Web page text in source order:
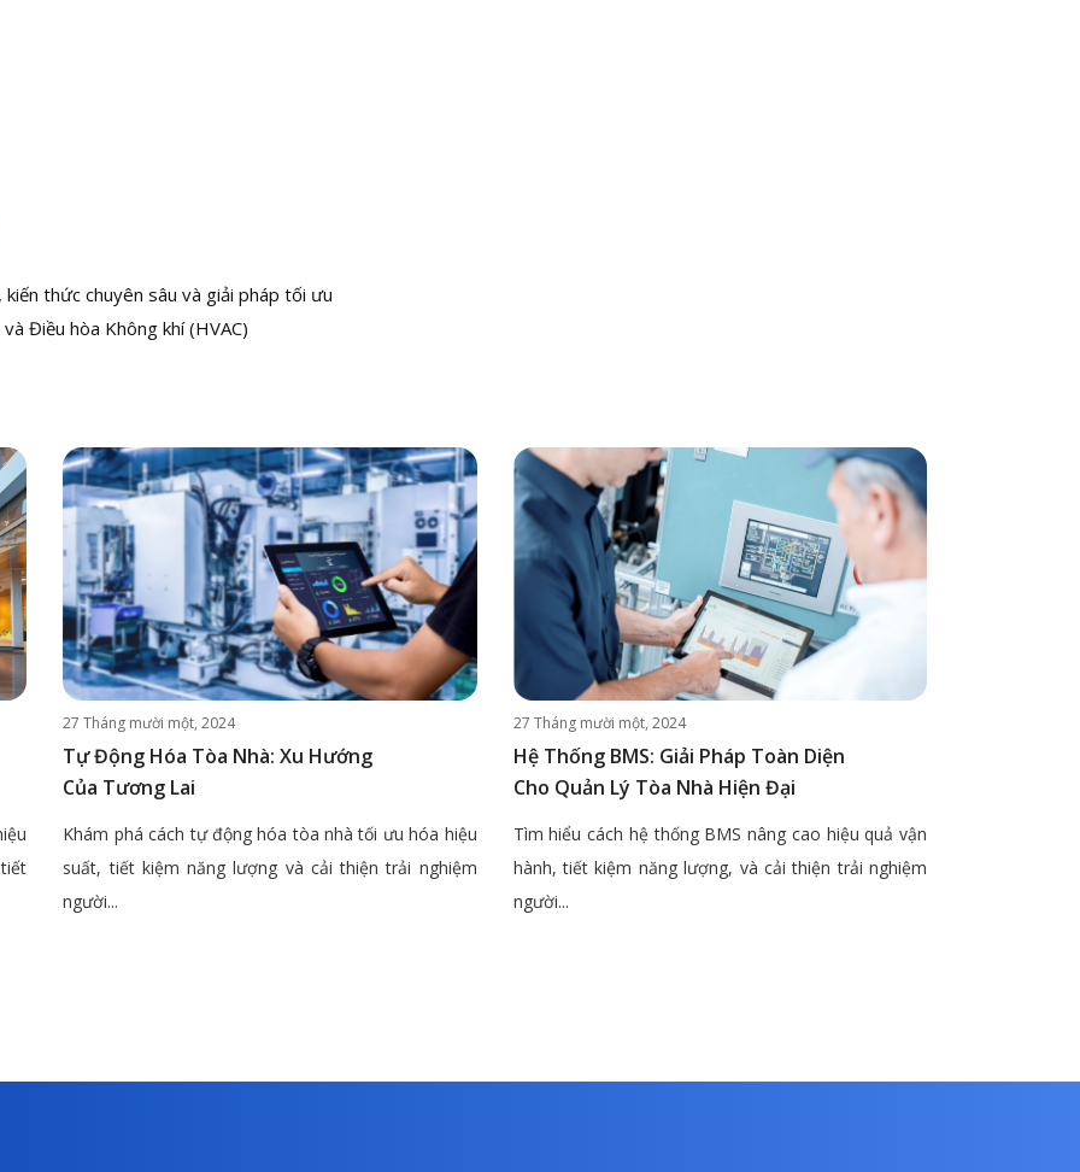
thức chuyên sâu và giải pháp tối ưu
Điều hòa Không khí (HVAC)
27 Tháng mười một, 2024
Tự Động Hóa Tòa Nhà: Xu Hướng
Của Tương Lai
Khám phá cách tự động hóa tòa nhà tối ưu hóa hiệu
suất, tiết kiệm năng lượng và cải thiện trải nghiệm
người...
27 Tháng mười một, 2024
Hệ Thống BMS: Giải Pháp Toàn Diện
Cho Quản Lý Tòa Nhà Hiện Đại
Tìm hiểu cách hệ thống BMS nâng cao hiệu quả vận
hành, tiết kiệm năng lượng, và cải thiện trải nghiệm
người...